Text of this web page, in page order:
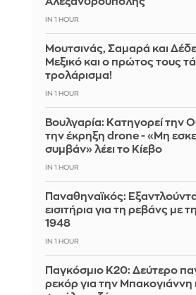
IN 1 HOUR
Μουτσινάς, Σαμαρά και
Μεξικό και ο πρώτος τους
τρολάρισμα!
IN 1 HOUR
Βουλγαρία: Κατηγορεί την
την έκρηξη drone - «Μη
συμβάν» λέει το Κίεβο
IN 1 HOUR
Παναθηναϊκός:
εισιτήρια για τη ρεβάνς με
1948
IN 1 HOUR
Παγκόσμιο Κ20: Δεύτερο
ρεκόρ για την Μπακογιάννη